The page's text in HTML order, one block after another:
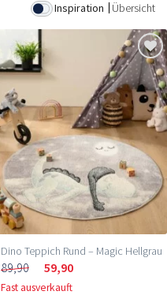
Inspiration Übersicht
Dino Teppich Rund – Magic Hellgrau
89,90 59,90
Fast ausverkauft